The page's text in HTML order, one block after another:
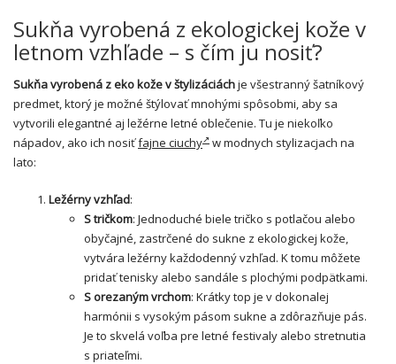
Sukňa vyrobená z ekologickej kože v
letnom vzhľade – s čím ju nosiť?
Sukňa vyrobená z eko kože v štylizáciáchje všestranný šatníkový
predmet, ktorý je možné štýlovať mnohými spôsobmi, aby sa
vytvorili elegantné aj ležérne letné oblečenie. Tu je niekoľko
nápadov, ako ich nosiťfajne ciuchy
w modnych stylizacjach na
lato:
Ležérny vzhľad:
S tričkom: Jednoduché biele tričko s potlačou alebo
obyčajné, zastrčené do sukne z ekologickej kože,
vytvára ležérny každodenný vzhľad. K tomu môžete
pridať tenisky alebo sandále s plochými podpätkami.
S orezaným vrchom: Krátky top je v dokonalej
harmónii s vysokým pásom sukne a zdôrazňuje pás.
Je to skvelá voľba pre letné festivaly alebo stretnutia
s priateľmi.